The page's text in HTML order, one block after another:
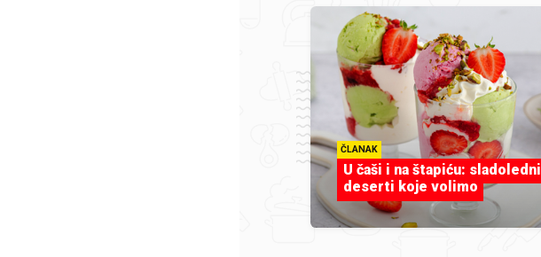
ČLANAK
U čaši i na štapiću: sladoledni
deserti koje volimo